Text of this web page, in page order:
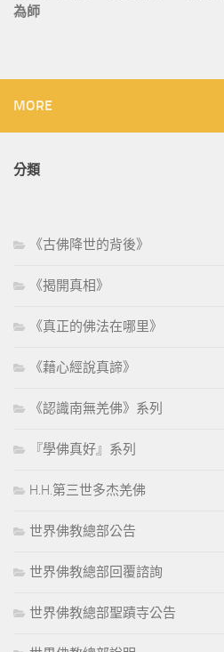
為師
MORE
分類
《古佛降世的背後》
《揭開真相》
《真正的佛法在哪里》
《藉心經說真諦》
《認識南無羌佛》系列
『學佛真好』系列
H.H.第三世多杰羌佛
世界佛教總部公告
世界佛教總部回覆諮詢
世界佛教總部聖蹟寺公告